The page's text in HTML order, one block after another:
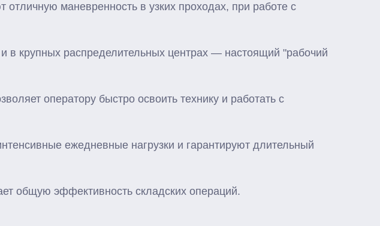
маневренность в узких проходах, при работе с
в крупных распределительных центрах — настоящий "рабочий
оператору быстро освоить технику и работать с
ежедневные нагрузки и гарантируют длительный
общую эффективность складских операций.